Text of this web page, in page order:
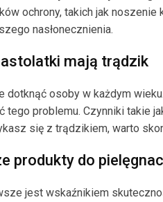
ochrony, takich jak
nasłonecznienia.
mają trądzik
dotknąć osoby w każdym
tego problemu. Czynniki takie
się z trądzikiem, warto
produkty do
jest wskaźnikiem